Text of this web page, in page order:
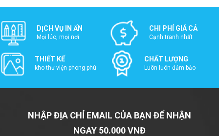
DỊCH VỤ IN ẤN
Mọi lúc, mọi nơi
CHI PHÍ GIÁ CẢ
Cạnh tranh nhất
THIẾT KẾ
kho thư viện phong phú
CHẤT LƯỢNG
Luôn luôn đảm bảo
NHẬP ĐỊA CHỈ EMAIL CỦA BẠN ĐỂ NHẬN
NGAY 50.000 VNĐ